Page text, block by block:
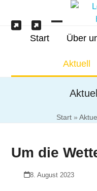
contentIServSchulessen
Open
menu
Close
menu
Start Über
Aktuell
Start»
Um die
8. August 2023